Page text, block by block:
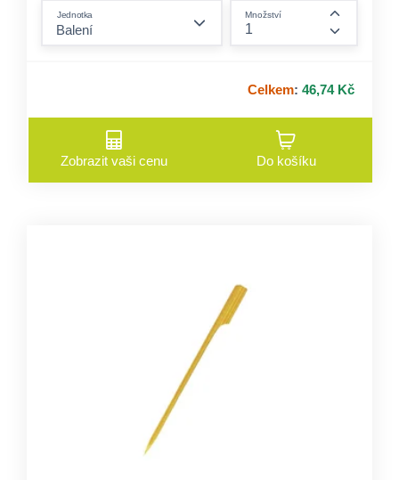
Jednotka Množství
Celkem: 46,74 Kč
Zobrazit vaši cenu Do košíku